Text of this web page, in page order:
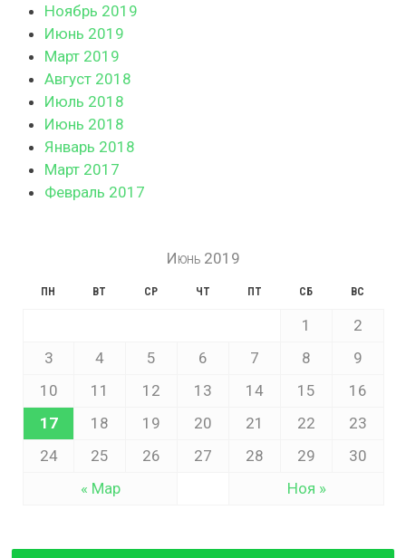
Ноябрь 2019
Июнь 2019
Март 2019
Август 2018
Июль 2018
Июнь 2018
Январь 2018
Март 2017
Февраль 2017
Июнь 2019
ПН ВТ СР ЧТ ПТ СБ ВС
« Мар Ноя »
1
2
3
4 5 6 7 8
9
10
11 12 13 14 15
16
17
18 19 20 21 22
23
24
25 26 27 28 29 30